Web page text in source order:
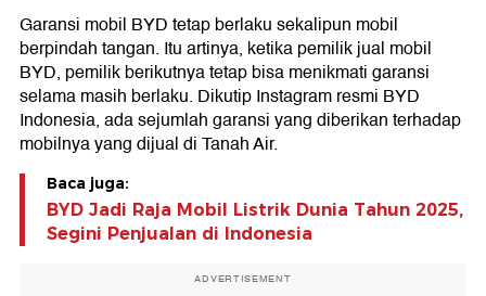
Garansi mobil BYD tetap berlaku sekalipun mobil
berpindah tangan. Itu artinya, ketika pemilik jual mobil
BYD, pemilik berikutnya tetap bisa menikmati garansi
selama masih berlaku. Dikutip Instagram resmi BYD
Indonesia, ada sejumlah garansi yang diberikan terhadap
mobilnya yang dijual di Tanah Air.
Baca juga:
BYD Jadi Raja Mobil Listrik Dunia Tahun 2025,
Segini Penjualan di Indonesia
ADVERTISEMENT